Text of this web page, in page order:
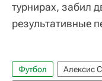
турнирах, забил
результативные
Футбол Алексис